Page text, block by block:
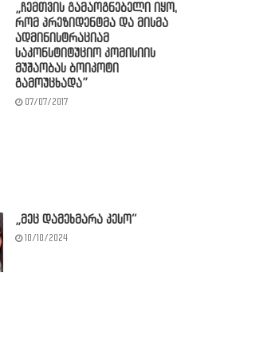
„ჩემთვის გამაოგნებელი იყო,
რომ პრეზიდენტმა და მისმა
ადმინისტრაციამ
საკონსტიტუციო კომისიის
მუშაობას ბოიკოტი
გამოუცხადა”
07/07/2017
„მეც დამეხმარა კესო“
10/10/2024